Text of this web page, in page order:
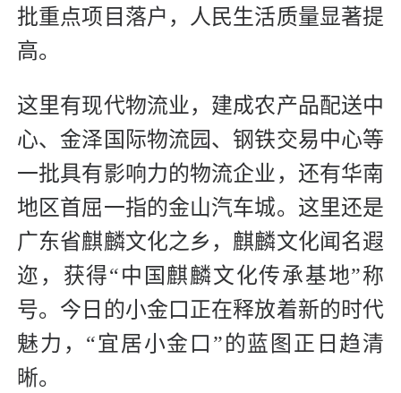
批重点项目落户，人民生活质量显著提
高。
这里有现代物流业，建成农产品配送中
心、金泽国际物流园、钢铁交易中心等
一批具有影响力的物流企业，还有华南
地区首屈一指的金山汽车城。这里还是
广东省麒麟文化之乡，麒麟文化闻名遐
迩，获得“中国麒麟文化传承基地”称
号。今日的小金口正在释放着新的时代
魅力，“宜居小金口”的蓝图正日趋清
晰。